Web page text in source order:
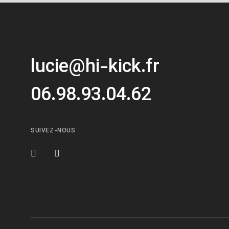
lucie@hi-kick.fr
06.98.93.04.62
SUIVEZ-NOUS